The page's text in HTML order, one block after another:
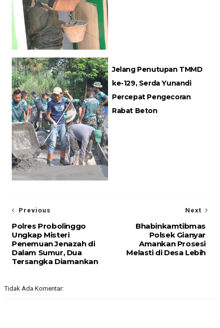
Jelang Penutupan TMMD
ke-129, Serda Yunandi
Percepat Pengecoran
Rabat Beton
Next
Bhabinkamtibmas
Polsek Gianyar
Amankan Prosesi
Melasti di Desa Lebih
Previous
Polres Probolinggo
Ungkap Misteri
Penemuan Jenazah di
Dalam Sumur, Dua
Tersangka Diamankan
Tidak Ada Komentar: